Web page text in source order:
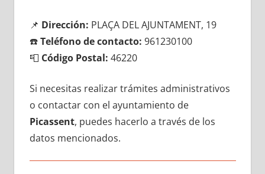
📌 Dirección: PLAÇA DEL AJUNTAMENT, 19
☎️Teléfono dе contacto: 961230100
📮 Código Postal: 46220
Si necesitas realizar trámites administrativos
ο contactar сοn el ayuntamiento dе
Picassent, puedes hacerlo а través dе los
datos mencionados.